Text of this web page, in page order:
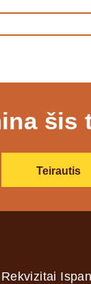
šis
Teirautis
Rekvizitai